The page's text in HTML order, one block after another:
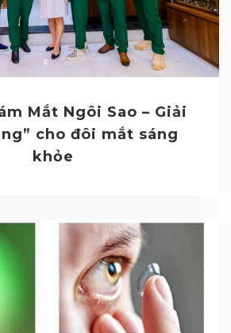
Mắt Ngôi Sao – Giải
cho đôi mắt sáng
khỏe